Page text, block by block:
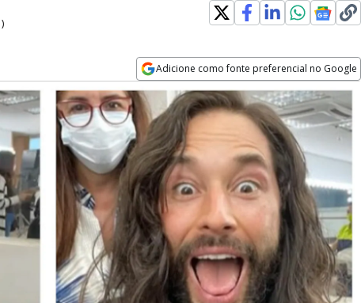
)
Adicione como fonte preferencial no Google
Opens in new window